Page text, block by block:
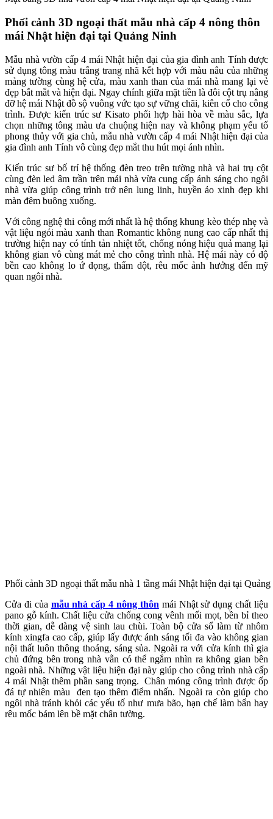
Phối cảnh 3D ngoại thất mẫu nhà cấp 4 nông thôn
mái Nhật hiện đại tại Quảng Ninh
Mẫu nhà vườn cấp 4 mái Nhật hiện đại của gia đình anh Tính được
sử dụng tông màu trắng trang nhã kết hợp với màu nâu của những
mảng tường cùng hệ cửa, màu xanh than của mái nhà mang lại vẻ
đẹp bắt mắt và hiện đại. Ngay chính giữa mặt tiền là đôi cột trụ nâng
đỡ hệ mái Nhật đồ sộ vuông vức tạo sự vững chãi, kiên cố cho công
trình. Được kiến trúc sư Kisato phối hợp hài hòa về màu sắc, lựa
chọn những tông màu ưa chuộng hiện nay và không phạm yếu tố
phong thủy với gia chủ, mẫu nhà vườn cấp 4 mái Nhật hiện đại của
gia đình anh Tính vô cùng đẹp mắt thu hút mọi ánh nhìn.
Kiến trúc sư bố trí hệ thống đèn treo trên tường nhà và hai trụ cột
cùng đèn led âm trần trên mái nhà vừa cung cấp ánh sáng cho ngôi
nhà vừa giúp công trình trở nên lung linh, huyền ảo xinh đẹp khi
màn đêm buông xuống.
Với công nghệ thi công mới nhất là hệ thống khung kèo thép nhẹ và
vật liệu ngói màu xanh than Romantic không nung cao cấp nhất thị
trường hiện nay có tính tản nhiệt tốt, chống nóng hiệu quả mang lại
không gian vô cùng mát mẻ cho công trình nhà. Hệ mái này có độ
bền cao không lo ứ đọng, thấm dột, rêu mốc ảnh hưởng đến mỹ
quan ngôi nhà.
Phối cảnh 3D ngoại thất mẫu nhà 1 tầng mái Nhật hiện đại tại
Cửa đi của mẫu nhà cấp 4 nông thôn mái Nhật sử dụng chất liệu
pano gỗ kính. Chất liệu cửa chống cong vênh mối mọt, bền bỉ theo
thời gian, dễ dàng vệ sinh lau chùi. Toàn bộ cửa sổ làm từ nhôm
kính xingfa cao cấp, giúp lấy được ánh sáng tối đa vào không gian
nội thất luôn thông thoáng, sáng sủa. Ngoài ra với cửa kính thì gia
chủ đứng bên trong nhà vẫn có thể ngắm nhìn ra không gian bên
ngoài nhà. Những vật liệu hiện đại này giúp cho công trình nhà cấp
4 mái Nhật thêm phần sang trọng.Chân móng công trình được ốp
đá tự nhiên màu đen tạo thêm điểm nhấn. Ngoài ra còn giúp cho
ngôi nhà tránh khỏi các yếu tố như mưa bão, hạn chế làm bẩn hay
rêu mốc bám lên bề mặt chân tường.